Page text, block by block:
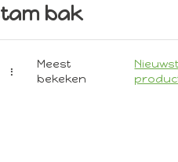
bak
Meest
bekeken